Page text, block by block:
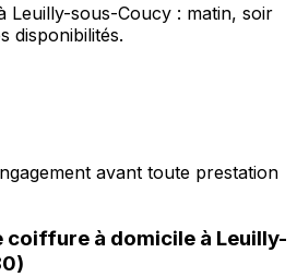
Leuilly-sous-Coucy : matin, soir
disponibilités.
avant toute prestation
coiffure à domicile à Leuilly-